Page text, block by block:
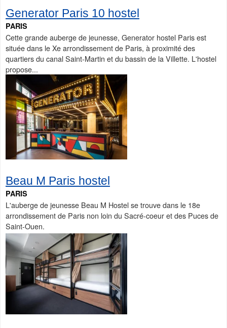
Generator Paris 10 hostel
PARIS
Cette grande auberge de jeunesse, Generator hostel Paris est
située dans le Xe arrondissement de Paris, à proximité des
quartiers du canal Saint-Martin et du bassin de la Villette. L'hostel
propose...
Beau M Paris hostel
PARIS
L'auberge de jeunesse Beau M Hostel se trouve dans le 18e
arrondissement de Paris non loin du Sacré-coeur et des Puces de
Saint-Ouen.